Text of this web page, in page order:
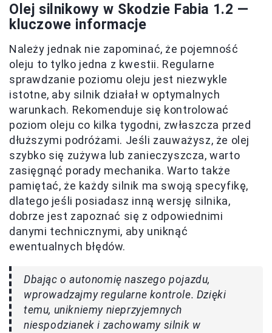
Olej silnikowy w Skodzie Fabia 1.2 —
kluczowe informacje
Należy jednak nie zapominać, że pojemność
oleju to tylko jedna z kwestii. Regularne
sprawdzanie poziomu oleju jest niezwykle
istotne, aby silnik działał w optymalnych
warunkach. Rekomenduje się kontrolować
poziom oleju co kilka tygodni, zwłaszcza przed
dłuższymi podróżami. Jeśli zauważysz, że olej
szybko się zużywa lub zanieczyszcza, warto
zasięgnąć porady mechanika. Warto także
pamiętać, że każdy silnik ma swoją specyfikę,
dlatego jeśli posiadasz inną wersję silnika,
dobrze jest zapoznać się z odpowiednimi
danymi technicznymi, aby uniknąć
ewentualnych błędów.
Dbając o autonomię naszego pojazdu,
wprowadzajmy regularne kontrole. Dzięki
temu, unikniemy nieprzyjemnych
niespodzianek i zachowamy silnik w